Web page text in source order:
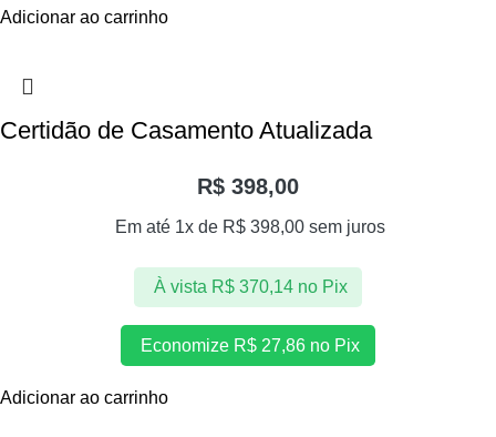
Adicionar ao carrinho
Certidão de Casamento Atualizada
R$ 398,00
Em até 1x de R$ 398,00 sem juros
À vista R$370,14 no Pix
Economize R$ 27,86 no Pix
Adicionar ao carrinho